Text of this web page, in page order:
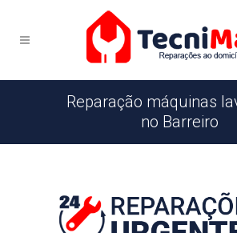
Reparação máquinas
no Barreiro